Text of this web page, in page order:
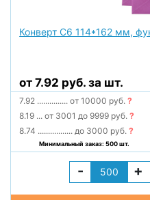
Конверт С6 114*162 мм,
от 7.92 руб. за шт.
7.92 ............... от 10000 руб.?
8.19 ... от 3001 до 9999 руб.?
8.74 ................. до 3000 руб.?
Минимальный заказ: 500 шт.
- +